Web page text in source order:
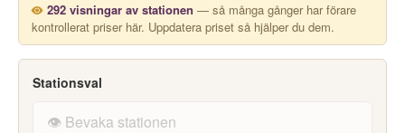
292 visningar av stationen — så många gånger har förare
kontrollerat priser här. Uppdatera priset så hjälper du dem.
Stationsval
👁️ Bevaka stationen